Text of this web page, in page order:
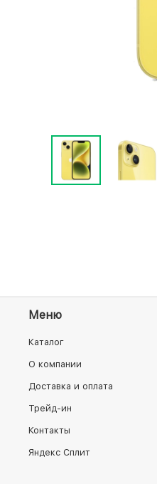
Меню
Каталог
О компании
Доставка и оплата
Трейд-ин
Контакты
Яндекс Сплит